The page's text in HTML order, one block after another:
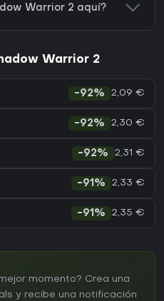
Warrior 2 aquí?
Warrior 2
-92% 2,09 €
-92% 2,30 €
-92% 2,31 €
-91% 2,33 €
-91% 2,35 €
momento? Crea una
y recibe una notificación